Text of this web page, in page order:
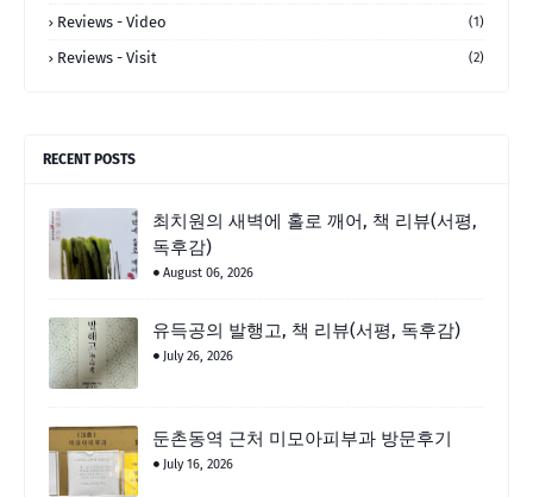
Reviews - Video (1)
Reviews - Visit (2)
RECENT POSTS
최치원의 새벽에 홀로 깨어, 책 리뷰(서평,
독후감)
August 06, 2026
유득공의 발행고, 책 리뷰(서평, 독후감)
July 26, 2026
둔촌동역 근처 미모아피부과 방문후기
July 16, 2026